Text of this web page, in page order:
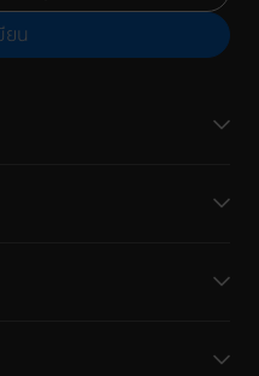
ยน